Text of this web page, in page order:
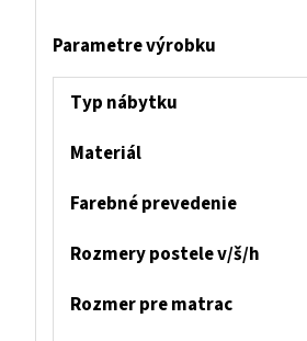
Parametre výrobku
Typ nábytku
Materiál
Farebné prevedenie
Rozmery postele v/š/h
Rozmer pre matrac